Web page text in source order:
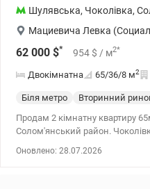
Шулявська, Чоколівка,
Мациевича Левка
62 000 $* 954 $ / м2*
Двокімнатна 65/36/8 м2
Біля метро Вторинний
Продам 2 кімнатну квартиру
Солом'янський район.
Оновлено: 28.07.2026